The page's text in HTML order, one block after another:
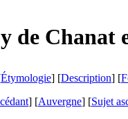
de Chanat
Étymologie] [Description] [
] [Auvergne] [Sujet